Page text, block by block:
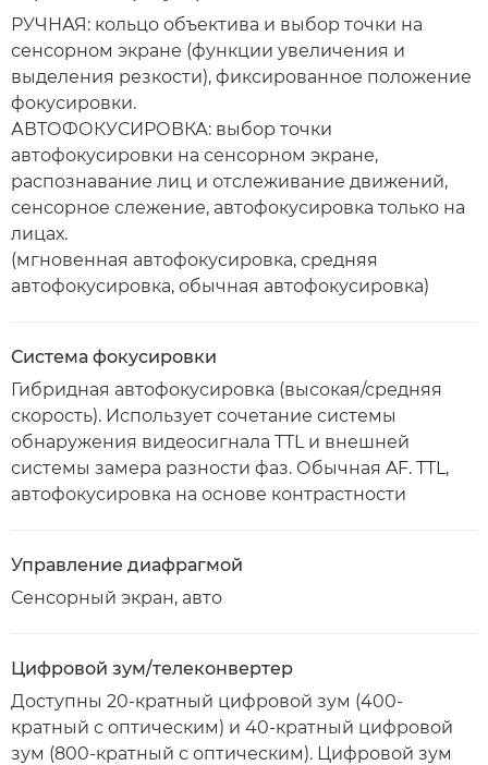
РУЧНАЯ: кольцо объектива и выбор точки на
сенсорном экране (функции увеличения и
выделения резкости), фиксированное положение
фокусировки.
АВТОФОКУСИРОВКА: выбор точки
автофокусировки на сенсорном экране,
распознавание лиц и отслеживание движений,
сенсорное слежение, автофокусировка только на
лицах.
(мгновенная автофокусировка, средняя
автофокусировка, обычная автофокусировка)
Система фокусировки
Гибридная автофокусировка (высокая/средняя
скорость). Использует сочетание системы
обнаружения видеосигнала TTL и внешней
системы замера разности фаз. Обычная AF. TTL,
автофокусировка на основе контрастности
Управление диафрагмой
Сенсорный экран, авто
Цифровой зум/телеконвертер
Доступны 20-кратный цифровой зум (400-
кратный с оптическим) и 40-кратный цифровой
зум (800-кратный с оптическим). Цифровой зум